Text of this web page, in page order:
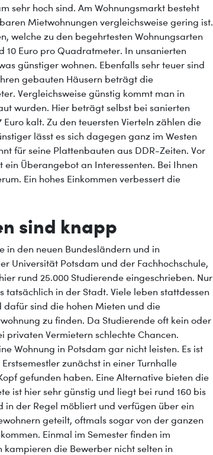
sehr hoch sind. Am Wohnungsmarkt besteht
Mietwohnungen vergleichsweise gering ist.
welche zu den begehrtesten Wohnungsarten
Euro pro Quadratmeter. In unsanierten
günstiger wohnen. Ebenfalls sehr teuer sind
gebauten Häusern beträgt die
Vergleichsweise günstig kommt man in
wurden. Hier beträgt selbst bei sanierten
kalt. Zu den teuersten Vierteln zählen die
lässt es sich dagegen ganz im Westen
für seine Plattenbauten aus DDR-Zeiten. Vor
Überangebot an Interessenten. Bei Ihnen
Ein hohes Einkommen verbessert die
sind knapp
in den neuen Bundesländern und in
Universität Potsdam und der Fachhochschule,
rund 25.000 Studierende eingeschrieben. Nur
in der Stadt. Viele leben stattdessen
dafür sind die hohen Mieten und die
zu finden. Da Studierende oft kein oder
privaten Vermietern schlechte Chancen.
Wohnung in Potsdam gar nicht leisten. Es ist
zunächst in einer Turnhalle
gefunden haben. Eine Alternative bieten die
ist hier sehr günstig und liegt bei rund 160 bis
in der Regel möbliert und verfügen über ein
geteilt, oftmals sogar von der ganzen
Einmal im Semester finden im
kampieren die Bewerber nicht selten in